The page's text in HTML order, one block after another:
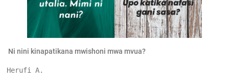
Ni nini kinapatikana mwishoni mwa mvua?
Herufi A.